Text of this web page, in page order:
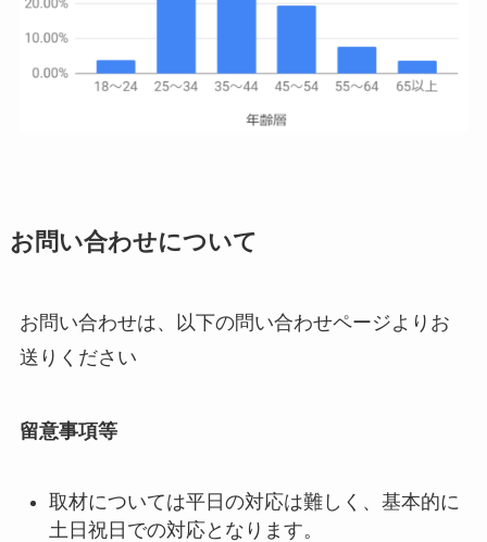
お問い合わせについて
お問い合わせは、以下の問い合わせページよりお
送りください
留意事項等
取材については平日の対応は難しく、基本的に
土日祝日での対応となります。